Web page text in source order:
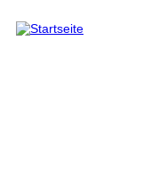
Direkt zum Inhalt